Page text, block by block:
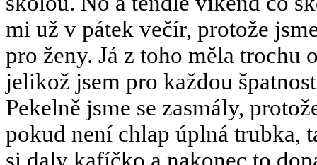
mi už v pátek večír, protože
pro ženy. Já z toho měla trochu
jelikož jsem pro každou
Pekelně jsme se zasmály,
pokud není chlap úplná trubka,